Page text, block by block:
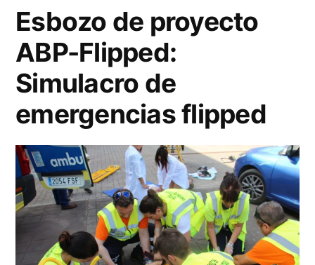
de
Bloom
Esbozo de proyecto
ABP-Flipped:
Simulacro de
emergencias flipped